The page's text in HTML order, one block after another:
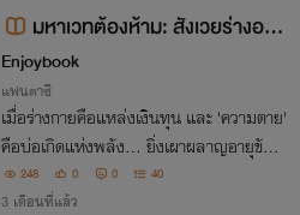
มหาเวทต้องห้าม: สังเวยร่างอม
ตะ ปลุกคลาส SSS มาไร้เทียมทาน
Enjoybook
แฟนตาซี
เมื่อร่างกายคือแหล่งเงินทุน และ 'ความตาย'
คือบ่อเกิดแห่งพลัง... ยิ่งเผาผลาญอายุขัย ม
หาเวทต้องห้ามยิ่งทวีความตายสู่ศัตรู!
248 0 0 40
3 เดือนที่แล้ว